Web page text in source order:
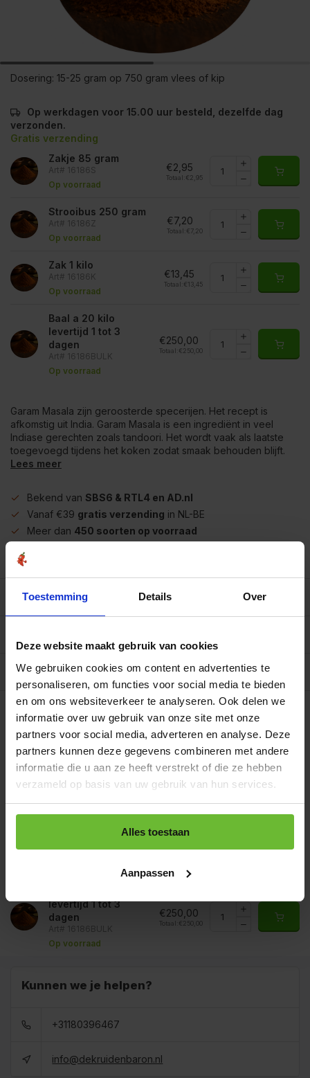
Toestemming Details Over
Deze website maakt gebruik van cookies
We gebruiken cookies om content en advertenties te
personaliseren, om functies voor social media te bieden
en om ons websiteverkeer te analyseren. Ook delen we
informatie over uw gebruik van onze site met onze
partners voor social media, adverteren en analyse. Deze
partners kunnen deze gegevens combineren met andere
informatie die u aan ze heeft verstrekt of die ze hebben
verzameld op basis van uw gebruik van hun services.
Alles toestaan
Aanpassen
Dosering: 15-25 gram op 750 gram vlees of kip
Op werkdagen voor 15.00 uur besteld, dezelfde dag
verzonden.
Gratis verzending
Zakje 85 gram
Art# 16186S
Op voorraad
€2,95
Totaal: €2,95
Strooibus 250 gram
Art# 16186Z
Op voorraad
€7,20
Totaal: €7,20
Zak 1 kilo
Art# 16186K
Op voorraad
€13,45
Totaal: €13,45
Baal a 20 kilo
levertijd 1 tot 3
dagen
Art# 16186BULK
Op voorraad
€250,00
Totaal: €250,00
Garam Masala zijn geroosterde specerijen. Het recept is
afkomstig uit India. Garam Masala is een ingrediënt in veel
Indiase gerechten zoals tandoori. Het wordt vaak als laatste
toegevoegd tijdens het koken zodat smaak behouden blijft.
Lees meer
Bekend van SBS6 & RTL4 en AD.nl
Vanaf €39 gratis verzending in NL-BE
Meer dan 450 soorten op voorraad
Beschrijving
Allergenen/voedingswaarden per 100 gram
Op werkdagen voor 15.00 uur besteld, dezelfde dag
Zakje 85 gram
Op voorraad
€2,95
Totaal:€2,95
Strooibus 250 gram
Totaal:€7,20
Art# 16186K
levertijd 1 tot 3
dagen
Art# 16186BULK
Op voorraad
€250,00
Totaal: €250,00
Kunnen we je helpen?
+31180396467
info@dekruidenbaron.nl